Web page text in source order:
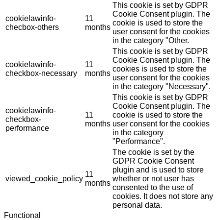
cookielawinfo-
checbox-others
11
months
This cookie is set by GDPR
Cookie Consent plugin. The
cookie is used to store the
user consent for the cookies
in the category "Other.
cookielawinfo-
checkbox-necessary
11
months
This cookie is set by GDPR
Cookie Consent plugin. The
cookies is used to store the
user consent for the cookies
in the category "Necessary".
cookielawinfo-
checkbox-
performance
11
months
This cookie is set by GDPR
Cookie Consent plugin. The
cookie is used to store the
user consent for the cookies
in the category
"Performance".
viewed_cookie_policy
11
months
The cookie is set by the
GDPR Cookie Consent
plugin and is used to store
whether or not user has
consented to the use of
cookies. It does not store any
personal data.
Functional